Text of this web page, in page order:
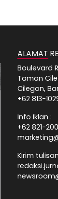
ALAMAT
Boulevard
Taman
Cilegon,
+62 813-
Info Iklan :
+62 821-
Kirim